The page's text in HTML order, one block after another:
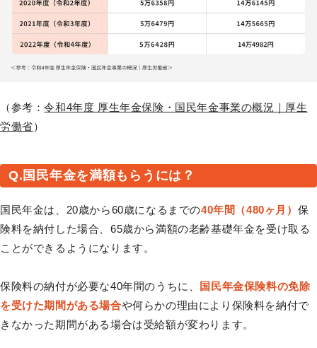
（参考：令和4年度 厚生年金保険・国民年金事業の概況｜厚生
労働省）
Q.国民年金を満額もらうには？
国民年金は、20歳から60歳になるまでの40年間（480ヶ月） 保
険料を納付した場合、65歳から満額の老齢基礎年金を受け取る
ことができるようになります。
保険料の納付が必要な40年間のうちに、 国民年金保険料の免除
を受けた期間がある場合や何らかの理由により保険料を納付で
きなかった期間がある場合は受給額が変わります。